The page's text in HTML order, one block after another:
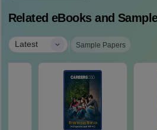
Related eBooks and
Latest | Sample Papers